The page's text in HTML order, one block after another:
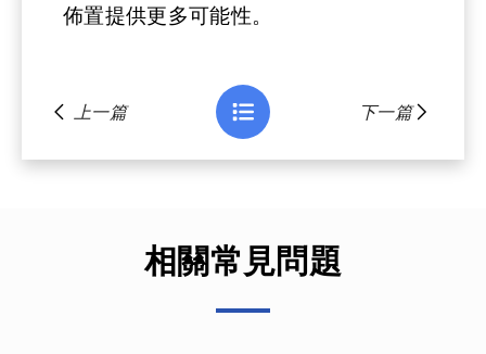
佈置提供更多可能性。
上一篇 下一篇
相關常見問題